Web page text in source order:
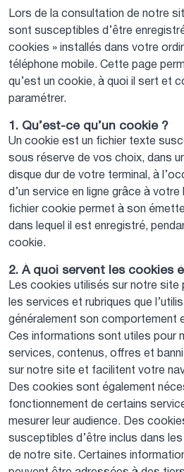
Lors de la consultation de notre
sont susceptibles d’être
cookies » installés dans votre
téléphone mobile. Cette page
qu’est un cookie, à quoi il sert et
paramétrer.
1. Qu’est-ce qu’un cookie ?
Un cookie est un fichier texte
sous réserve de vos choix, dans
disque dur de votre terminal, à
d’un service en ligne grâce à
fichier cookie permet à son
dans lequel il est enregistré,
cookie.
2. À quoi servent les cookies
Les cookies utilisés sur notre site
les services et rubriques que
généralement son comportement
Ces informations sont utiles pour
services, contenus, offres et
sur notre site et facilitent votre
Des cookies sont également
fonctionnement de certains
mesurer leur audience. Des
susceptibles d’être inclus dans
de notre site. Certaines